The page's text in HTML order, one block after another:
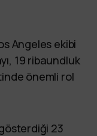
Angeles ekibi
19 ribaundluk
önemli rol
23